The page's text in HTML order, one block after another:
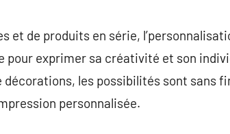
et de produits en série,
exprimer sa créativité et son
les possibilités sont sans
personnalisée.